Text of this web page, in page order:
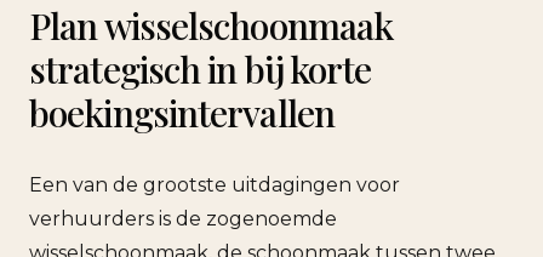
Plan wisselschoonmaak
strategisch in bij korte
boekingsintervallen
Een van de grootste uitdagingen voor
verhuurders is de zogenoemde